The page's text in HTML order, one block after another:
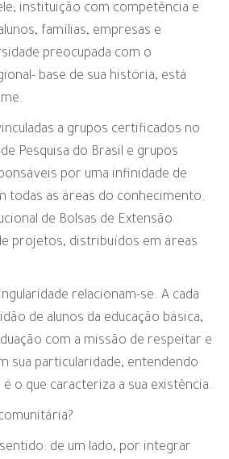
instituição com competência e
famílias, empresas e
preocupada com o
base de sua história, está
a grupos certificados no
Pesquisa do Brasil e grupos
por uma infinidade de
todas as áreas do conhecimento.
de Bolsas de Extensão
projetos, distribuídos em áreas
relacionam-se. A cada
de alunos da educação básica,
com a missão de respeitar e
sua particularidade, entendendo
é o que caracteriza a sua existência.
de um lado, por integrar